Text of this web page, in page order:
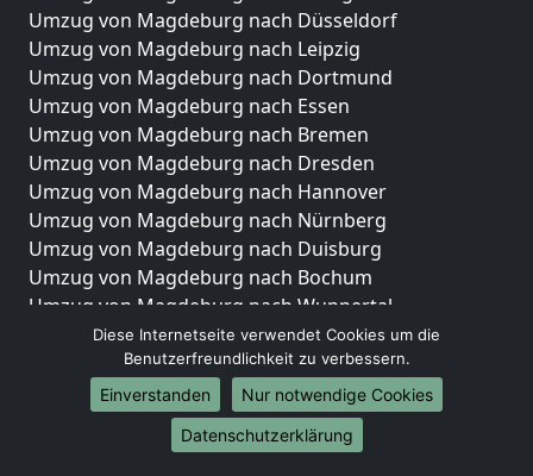
Umzug von Magdeburg nach Düsseldorf
Umzug von Magdeburg nach Leipzig
Umzug von Magdeburg nach Dortmund
Umzug von Magdeburg nach Essen
Umzug von Magdeburg nach Bremen
Umzug von Magdeburg nach Dresden
Umzug von Magdeburg nach Hannover
Umzug von Magdeburg nach Nürnberg
Umzug von Magdeburg nach Duisburg
Umzug von Magdeburg nach Bochum
Umzug von Magdeburg nach Wuppertal
Umzug von Magdeburg nach Bielefeld
Umzug von Magdeburg nach Bonn
Umzug von Magdeburg nach Münster
Internationale-Umzüge
Diese Internetseite verwendet Cookies um die
Benutzerfreundlichkeit zu verbessern.
Einverstanden
Nur notwendige Cookies
Datenschutzerklärung